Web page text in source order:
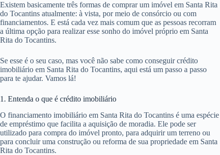
Existem basicamente três formas de comprar um imóvel em Santa Rita
do Tocantins atualmente: à vista, por meio de consórcio ou com
financiamentos. E está cada vez mais comum que as pessoas recorram
a última opção para realizar esse sonho do imóvel próprio em Santa
Rita do Tocantins.
Se esse é o seu caso, mas você não sabe como conseguir crédito
imobiliário em Santa Rita do Tocantins, aqui está um passo a passo
para te ajudar. Vamos lá!
1. Entenda o que é crédito imobiliário
O financiamento imobiliário em Santa Rita do Tocantins é uma espécie
de empréstimo que facilita a aquisição de moradia. Ele pode ser
utilizado para compra do imóvel pronto, para adquirir um terreno ou
para concluir uma construção ou reforma de sua propriedade em Santa
Rita do Tocantins.